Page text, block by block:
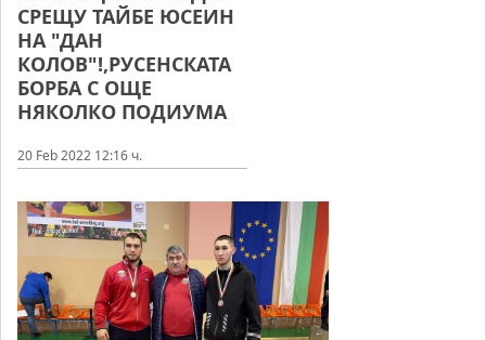
СРЕЩУ ТАЙБЕ ЮСЕИН
НА "ДАН
КОЛОВ"!,РУСЕНСКАТА
БОРБА С ОЩЕ
НЯКОЛКО ПОДИУМА
20 Feb 2022 12:16 ч.